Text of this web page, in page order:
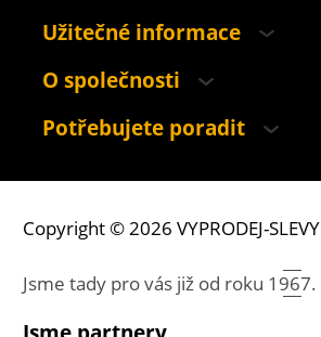
Užitečné informace
O společnosti
Potřebujete poradit
Copyright © 2026 VYPRODEJ-SLEVY
Jsme tady pro vás již od roku 1967.